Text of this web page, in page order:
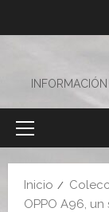
Menú
Inicio
OPPO A96,